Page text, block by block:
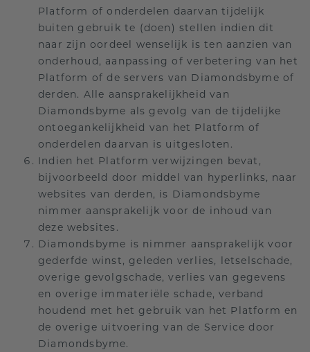
Platform of onderdelen daarvan tijdelijk
buiten gebruik te (doen) stellen indien dit
naar zijn oordeel wenselijk is ten aanzien van
onderhoud, aanpassing of verbetering van het
Platform of de servers van Diamondsbyme of
derden. Alle aansprakelijkheid van
Diamondsbyme als gevolg van de tijdelijke
ontoegankelijkheid van het Platform of
onderdelen daarvan is uitgesloten.
Indien het Platform verwijzingen bevat,
bijvoorbeeld door middel van hyperlinks, naar
websites van derden, is Diamondsbyme
nimmer aansprakelijk voor de inhoud van
deze websites.
Diamondsbyme is nimmer aansprakelijk voor
gederfde winst, geleden verlies, letselschade,
overige gevolgschade, verlies van gegevens
en overige immateriële schade, verband
houdend met het gebruik van het Platform en
de overige uitvoering van de Service door
Diamondsbyme.